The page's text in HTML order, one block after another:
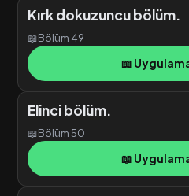
Kırk dokuzuncu bölüm.
📖Bölüm 49
📖
Elinci bölüm.
📖Bölüm 50
📖